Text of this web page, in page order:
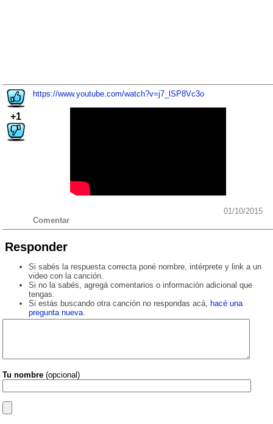
+1
https://www.youtube.com/watch?v=j7_lSP8Vc3o
01/10/2015
Comentar
Responder
Si sabés la respuesta correcta poné nombre, intérprete y link a un
video con la canción.
Si no la sabés, agregá comentarios o información adicional que
tengas.
Si estás buscando otra canción no respondas acá, hacé una
pregunta nueva.
Tu nombre (opcional)